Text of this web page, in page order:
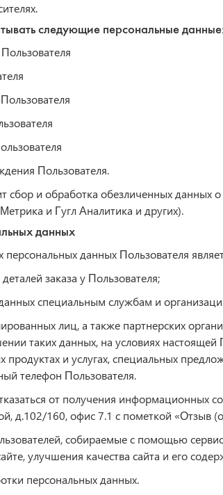
следующие персональные
Пользователя.
сбор и обработка обезличенных данных
и Гугл Аналитика и других).
данных
данных Пользователя
заказа у Пользователя;
специальным службам и
лиц, а также партнерских
таких данных, на условиях
и услугах, специальных
телефон Пользователя.
от получения информационных
д.102/160, офис 7.1 с пометкой «Отзыв
собираемые с помощью
улучшения качества сайта и его
персональных данных.